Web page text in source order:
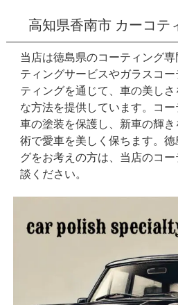
高知県香南市 カーコテ
当店は徳島県のコーティング
ティングサービスやガラスコ
ティングを通じて、車の美し
な方法を提供しています。コー
車の塗装を保護し、新車の輝
術で愛車を美しく保ちます。
グをお考えの方は、当店のコ
談ください。